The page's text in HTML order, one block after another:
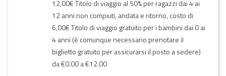
12,00€ Titolo di viaggio al 50% per ragazzi dai 4 ai
12 anni non compiuti, andata e ritorno, costo di
6,00€ Titolo di viaggio gratuito per i bambini dai 0 ai
4 anni (è comunque necessario prenotare il
biglietto gratuito per assicurarsi il posto a sedere)
da €0.00 a €12.00